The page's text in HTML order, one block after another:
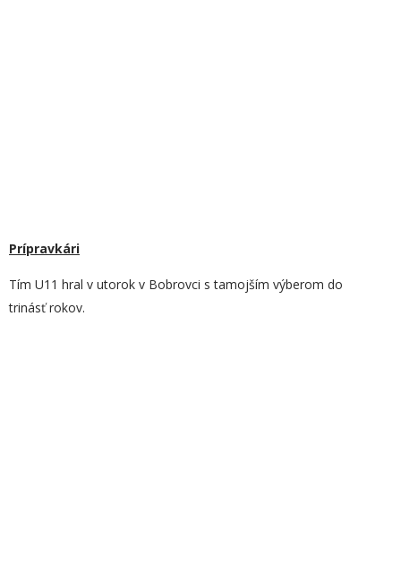
Prípravkári
Tím U11 hral v utorok v Bobrovci s tamojším výberom do
trinásť rokov.